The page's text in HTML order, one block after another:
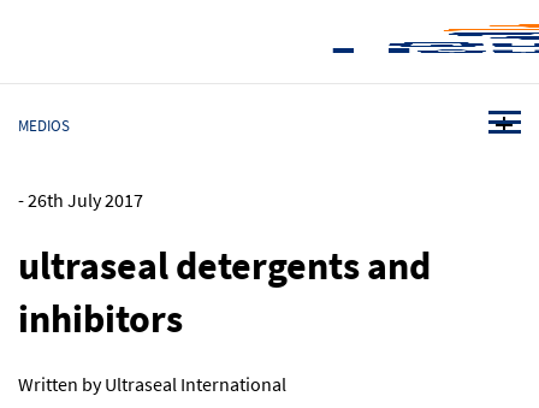
MEDIOS
-26th July 2017
ultraseal detergents and
inhibitors
Written by Ultraseal International